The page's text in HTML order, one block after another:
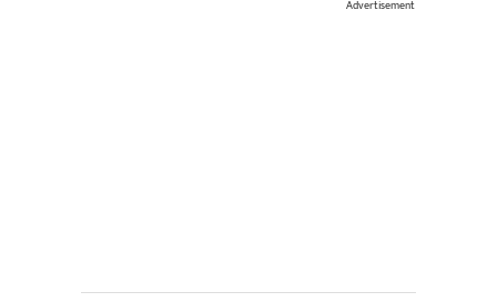
Advertisement